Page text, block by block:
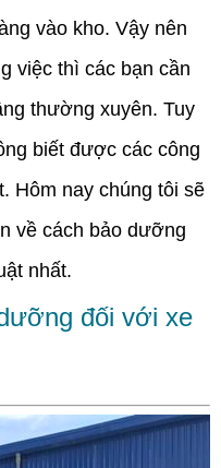
vào kho. Vậy nên
việc thì các bạn cần
thường xuyên. Tuy
biết được các công
Hôm nay chúng tôi sẽ
về cách bảo dưỡng
nhất.
đối với xe